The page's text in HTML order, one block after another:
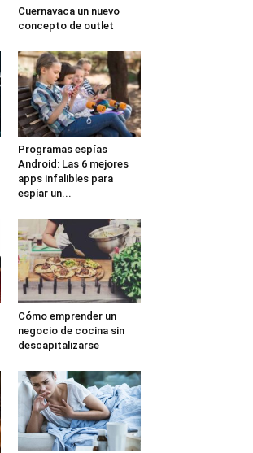
Cuernavaca un nuevo
concepto de outlet
Programas espías
Android: Las 6 mejores
apps infalibles para
espiar un...
Cómo emprender un
negocio de cocina sin
descapitalizarse